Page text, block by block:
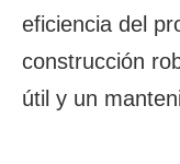
eficiencia del
construcción
útil y un